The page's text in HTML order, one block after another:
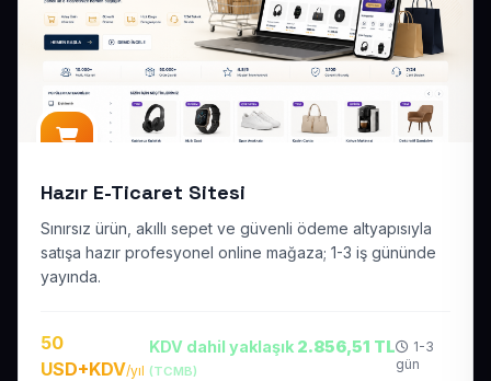
Hazır E-Ticaret Sitesi
Sınırsız ürün, akıllı sepet ve güvenli ödeme altyapısıyla
satışa hazır profesyonel online mağaza; 1-3 iş gününde
yayında.
50
USD+KDV/yıl
KDV dahil yaklaşık 2.856,51 TL
(TCMB)
1-3
gün